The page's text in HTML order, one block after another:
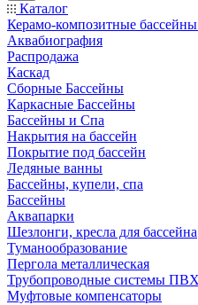
Каталог
Керамо-композитные
Аквабиография
Распродажа
Каскад
Сборные Бассейны
Каркасные Бассейны
Бассейны и Спа
Накрытия на бассейн
Покрытие под бассейн
Ледяные ванны
Бассейны, купели, спа
Бассейны
Аквапарки
Шезлонги, кресла для бассейна
Туманообразование
Пергола металлическая
Трубопроводные системы ПВХ
Муфтовые компенсаторы